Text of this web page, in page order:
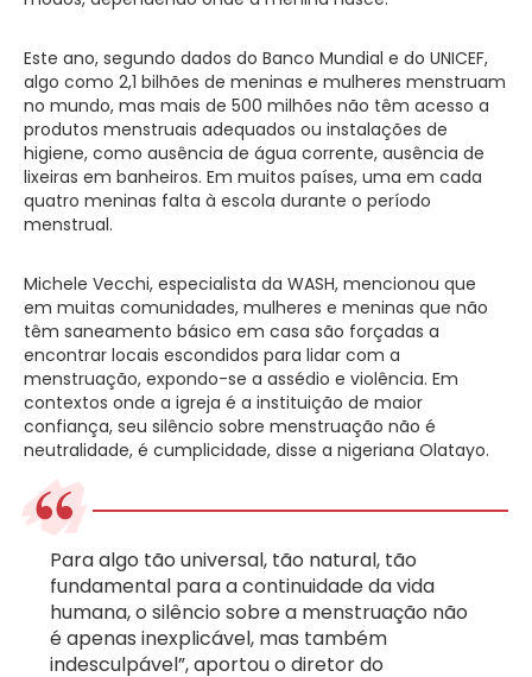
Este ano, segundo dados do Banco Mundial e do UNICEF,
algo como 2,1 bilhões de meninas e mulheres menstruam
no mundo, mas mais de 500 milhões não têm acesso a
produtos menstruais adequados ou instalações de
higiene, como ausência de água corrente, ausência de
lixeiras em banheiros. Em muitos países, uma em cada
quatro meninas falta à escola durante o período
menstrual.
Michele Vecchi, especialista da WASH, mencionou que
em muitas comunidades, mulheres e meninas que não
têm saneamento básico em casa são forçadas a
encontrar locais escondidos para lidar com a
menstruação, expondo-se a assédio e violência. Em
contextos onde a igreja é a instituição de maior
confiança, seu silêncio sobre menstruação não é
neutralidade, é cumplicidade, disse a nigeriana Olatayo.
Para algo tão universal, tão natural, tão
fundamental para a continuidade da vida
humana, o silêncio sobre a menstruação não
é apenas inexplicável, mas também
indesculpável”, aportou o diretor do